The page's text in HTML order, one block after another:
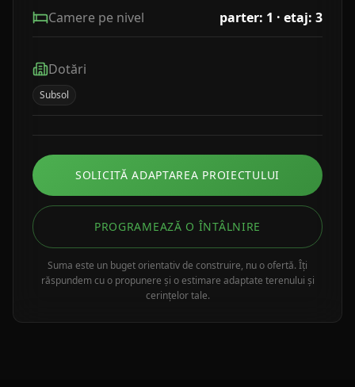
Camere pe nivel parter: 1 · etaj: 3
Dotări
Subsol
SOLICITĂ ADAPTAREA PROIECTULUI
PROGRAMEAZĂ O ÎNTÂLNIRE
Suma este un buget orientativ de construire, nu o ofertă. Îți
răspundem cu o propunere și o estimare adaptate terenului și
cerințelor tale.